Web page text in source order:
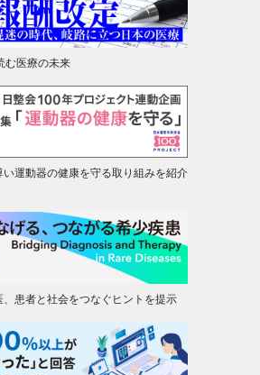
む医療の未来
運動器の健康を守る取り組みを紹介
患者と社会をつなぐヒントを提示